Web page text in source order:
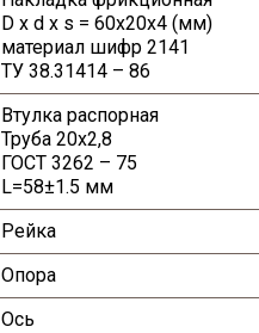
D хd х s = 60x20x4 (мм)
материал шифр 2141
ТУ 38.31414 – 86
Втулка распорная
Труба 20x2,8
ГОСТ 3262 – 75
L=58±1.5 мм
Рейка
Опора
Ось